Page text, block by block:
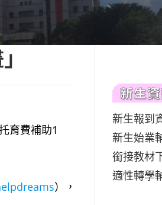
育費補助1
），
新生報到
新生始業
銜接教材
適性轉學